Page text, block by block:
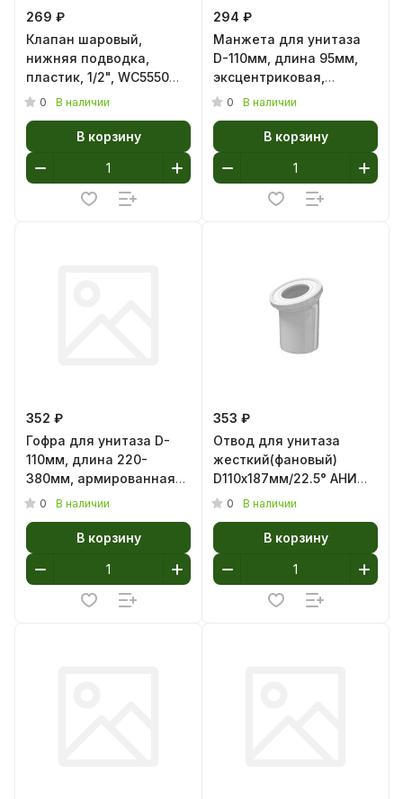
269 ₽
Клапан шаровый,
нижняя подводка,
пластик, 1/2", WC5550
(1/30)
0 В наличии
В корзину
294 ₽
Манжета для унитаза
D-110мм, длина 95мм,
эксцентриковая,
смещение 20мм АНИ
0 В наличии
В корзину
352 ₽
Гофра для унитаза D-
110мм, длина 220-
380мм, армированная
Akvater/САНДЕСАНТ
0 В наличии
В корзину
353 ₽
Отвод для унитаза
жесткий(фановый)
D110х187мм/22.5° АНИ
Пласт W2220 (1/32)
0 В наличии
В корзину